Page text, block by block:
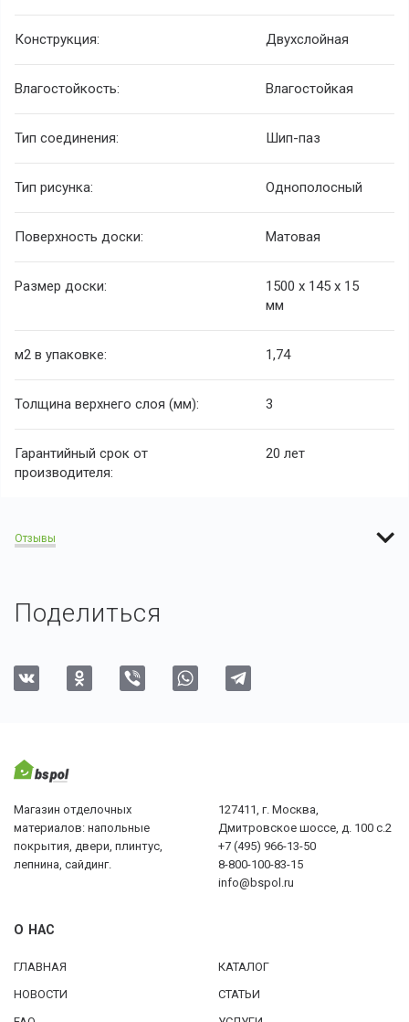
Конструкция: Двухслойная
Влагостойкость: Влагостойкая
Тип соединения: Шип-паз
Тип рисунка: Однополосный
Поверхность доски: Матовая
Размер доски:
1500 х 145 х 15
мм
м2 в упаковке: 1,74
Толщина верхнего слоя (мм): 3
Гарантийный срок от
производителя:
20 лет
Отзывы
Поделиться
Магазин отделочных
материалов: напольные
покрытия, двери, плинтус,
лепнина, сайдинг.
127411, г. Москва,
Дмитровское шоссе, д. 100 с.2
+7 (495) 966-13-50
8-800-100-83-15
info@bspol.ru
О НАС
ГЛАВНАЯ
КАТАЛОГ
НОВОСТИ
СТАТЬИ